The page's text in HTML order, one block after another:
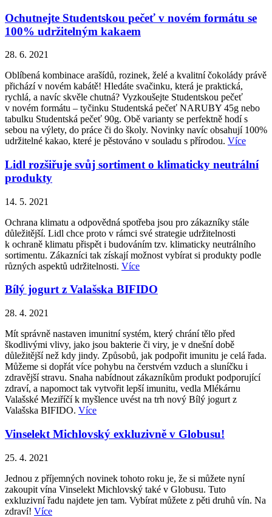
Ochutnejte Studentskou pečeť v novém formátu se
100% udržitelným kakaem
28. 6. 2021
Oblíbená kombinace arašídů, rozinek, želé a kvalitní čokolády právě
přichází v novém kabátě! Hledáte svačinku, která je praktická,
rychlá, a navíc skvěle chutná? Vyzkoušejte Studentskou pečeť
v novém formátu – tyčinku Studentská pečeť NARUBY 45g nebo
tabulku Studentská pečeť 90g. Obě varianty se perfektně hodí s
sebou na výlety, do práce či do školy. Novinky navíc obsahují 100%
udržitelné kakao, které je pěstováno v souladu s přírodou. Více
Lidl rozšiřuje svůj sortiment o klimaticky neutrální
produkty
14. 5. 2021
Ochrana klimatu a odpovědná spotřeba jsou pro zákazníky stále
důležitější. Lidl chce proto v rámci své strategie udržitelnosti
k ochraně klimatu přispět i budováním tzv. klimaticky neutrálního
sortimentu. Zákazníci tak získají možnost vybírat si produkty podle
různých aspektů udržitelnosti. Více
Bílý jogurt z Valašska BIFIDO
28. 4. 2021
Mít správně nastaven imunitní systém, který chrání tělo před
škodlivými vlivy, jako jsou bakterie či viry, je v dnešní době
důležitější než kdy jindy. Způsobů, jak podpořit imunitu je celá řada.
Můžeme si dopřát více pohybu na čerstvém vzduch a sluníčku i
zdravější stravu. Snaha nabídnout zákazníkům produkt podporující
zdraví, a napomoct tak vytvořit lepší imunitu, vedla Mlékárnu
Valašské Meziříčí k myšlence uvést na trh nový Bílý jogurt z
Valašska BIFIDO. Více
Vinselekt Michlovský exkluzivně v Globusu!
25. 4. 2021
Jednou z příjemných novinek tohoto roku je, že si můžete nyní
zakoupit vína Vinselekt Michlovský také v Globusu. Tuto
exkluzivní řadu najdete jen tam. Vybírat můžete z pěti druhů vín. Na
zdraví! Více